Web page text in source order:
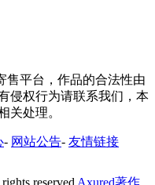
售平台，作品的合法性由
侵权行为请联系我们，本
关处理。
- 网站公告- 友情链接
reserved Axured著作